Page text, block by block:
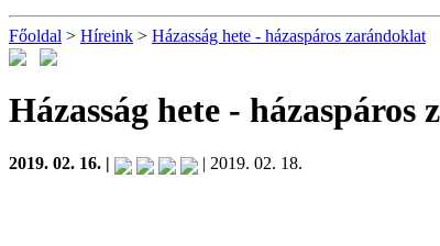
Főoldal > Híreink > Házasság hete - házaspáros zarándoklat
Házasság hete - házaspáros
2019. 02. 16. | | 2019. 02. 18.